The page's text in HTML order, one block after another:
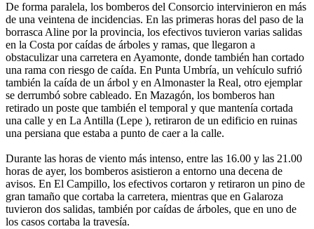
De forma paralela, los bomberos del Consorcio intervinieron en más
de una veintena de incidencias. En las primeras horas del paso de la
borrasca Aline por la provincia, los efectivos tuvieron varias salidas
en la Costa por caídas de árboles y ramas, que llegaron a
obstaculizar una carretera en Ayamonte, donde también han cortado
una rama con riesgo de caída. En Punta Umbría, un vehículo sufrió
también la caída de un árbol y en Almonaster la Real, otro ejemplar
se derrumbó sobre cableado. En Mazagón, los bomberos han
retirado un poste que también el temporal y que mantenía cortada
una calle y en La Antilla (Lepe ), retiraron de un edificio en ruinas
una persiana que estaba a punto de caer a la calle.
Durante las horas de viento más intenso, entre las 16.00 y las 21.00
horas de ayer, los bomberos asistieron a entorno una decena de
avisos. En El Campillo, los efectivos cortaron y retiraron un pino de
gran tamaño que cortaba la carretera, mientras que en Galaroza
tuvieron dos salidas, también por caídas de árboles, que en uno de
los casos cortaba la travesía.